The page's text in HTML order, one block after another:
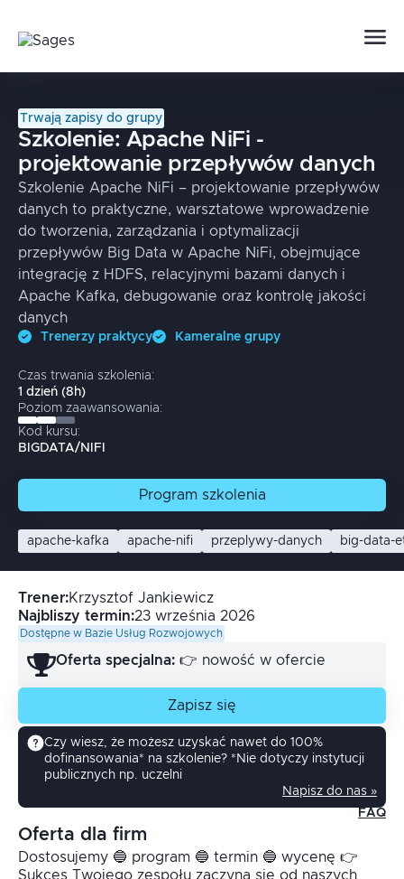
Trwają zapisy do grupy
Szkolenie: Apache NiFi -
projektowanie przepływów danych
Szkolenie Apache NiFi – projektowanie przepływów
danych to praktyczne, warsztatowe wprowadzenie
do tworzenia, zarządzania i optymalizacji
przepływów Big Data w Apache NiFi, obejmujące
integrację z HDFS, relacyjnymi bazami danych i
Apache Kafka, debugowanie oraz kontrolę jakości
danych
Trenerzy praktycy Kameralne grupy
Czas trwania szkolenia:
1 dzień (8 h)
Poziom zaawansowania:
Kod kursu:
BIGDATA/NIFI
Program szkolenia
apache-kafka apache-nifi przeplywy-danych big-data-
Trener:Krzysztof Jankiewicz
Najbliszy termin:23 września 2026
Dostępne w Bazie Usług Rozwojowych
Oferta specjalna: 👉 nowość w ofercie
Zapisz się
Czy wiesz, że możesz uzyskać nawet do 100%
dofinansowania* na szkolenie? *Nie dotyczy instytucji
publicznych np. uczelni
Napisz do nas »
FAQ
Oferta dla firm
Dostosujemy 🔵 program 🔵 termin 🔵 wycenę 👉
Sukces Twojego zespołu zaczyna się od naszych